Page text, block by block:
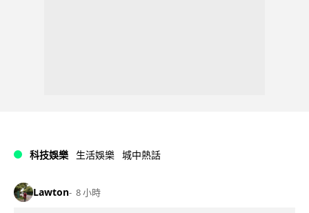
科技娛樂 生活娛樂 城中熱話
Lawton 8 小時